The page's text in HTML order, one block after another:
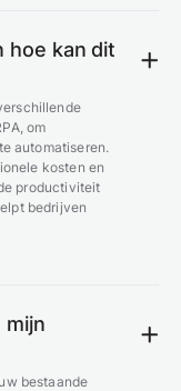
hoe kan dit
om
automatiseren.
kosten en
productiviteit
bedrijven
mijn
bestaande